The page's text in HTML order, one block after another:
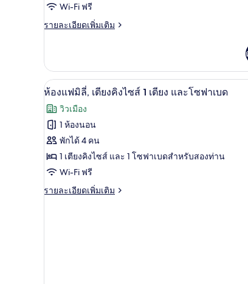
จู
เนียร์
ระเบียง
Wi-Fi ฟรี
รายละเอียดเพิ่มเติม
ราย
เกี่ยว
กับ
ห้อง
เนียร์
สวี
ท,
ระเบียง
เปิด
ภาพถ่าย
ทั้งหมด
ของ
ห้อง
แฟ
มิ
มินิบาร์, ตู้นิรภัยในห้องพั
12
ห้องแฟมิลี่, เตียงคิงไซส์ 1 เตียง และโซฟาเบด
วิวเมือง
1 ห้องนอน
พักได้ 4 คน
1 เตียงคิงไซส์ และ 1 โซฟาเบดสำหรับสองท่าน
Wi-Fi ฟรี
รายละเอียดเพิ่มเติม
ราย